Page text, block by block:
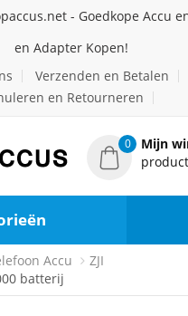
- Goedkope Accu
en Adapter Kopen!
Verzenden en Betalen
en Retourneren
0
Mijn
Accu
ZJI
batterij